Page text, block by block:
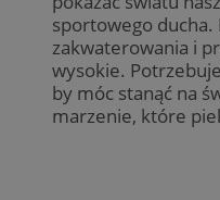
sportowego
zakwaterowania i
wysokie.
by móc stanąć na
marzenie, które